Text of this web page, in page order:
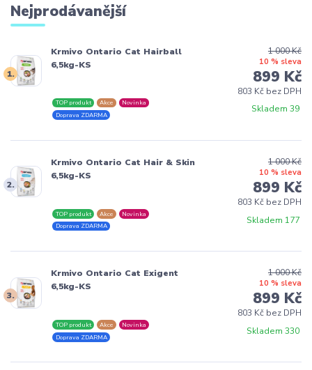
Nejprodávanější
1.
Krmivo Ontario Cat Hairball
6,5kg-KS
Skladem 39
TOP produkt Akce
Novinka
Doprava ZDARMA
1 000 Kč
10 % sleva
899 Kč
803 Kč bez DPH
2.
Krmivo Ontario Cat Hair & Skin
6,5kg-KS
Skladem 177
TOP produkt Akce
Novinka
Doprava ZDARMA
1 000 Kč
10 % sleva
899 Kč
803 Kč bez DPH
3.
Krmivo Ontario Cat Exigent
6,5kg-KS
Skladem 330
TOP produkt Akce
Novinka
Doprava ZDARMA
1 000 Kč
10 % sleva
899 Kč
803 Kč bez DPH